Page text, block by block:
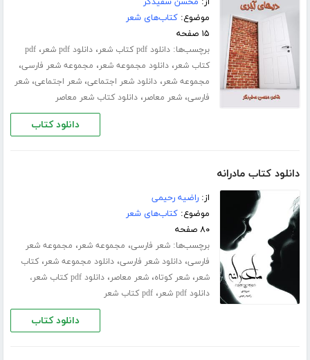
موضوع:کتاب‌های شعر
۱۵ صفحه
برچسب‌ها:دانلود pdf کتاب شعر ،دانلود pdf شعر ،pdf
کتاب شعر،دانلود مجموعه شعر، مجموعه شعر فارسی،
مجموعه شعر،دانلود شعر اجتماعی،شعر اجتماعی،شعر
فارسی،شعر معاصر،دانلود کتاب شعر معاصر
دانلود کتاب
دانلود کتاب مادرانه
از:راضیه رحیمی
موضوع:کتاب‌های شعر
۸۰ صفحه
برچسب‌ها:شعر فارسی، مجموعه شعر، مجموعه شعر
فارسی،دانلود شعر فارسی،دانلود مجموعه شعر،کتاب
شعر،شعر کوتاه،شعر معاصر،
دانلود pdf کتاب شعر،
دانلود pdf شعر
،pdf کتاب شعر
دانلود کتاب